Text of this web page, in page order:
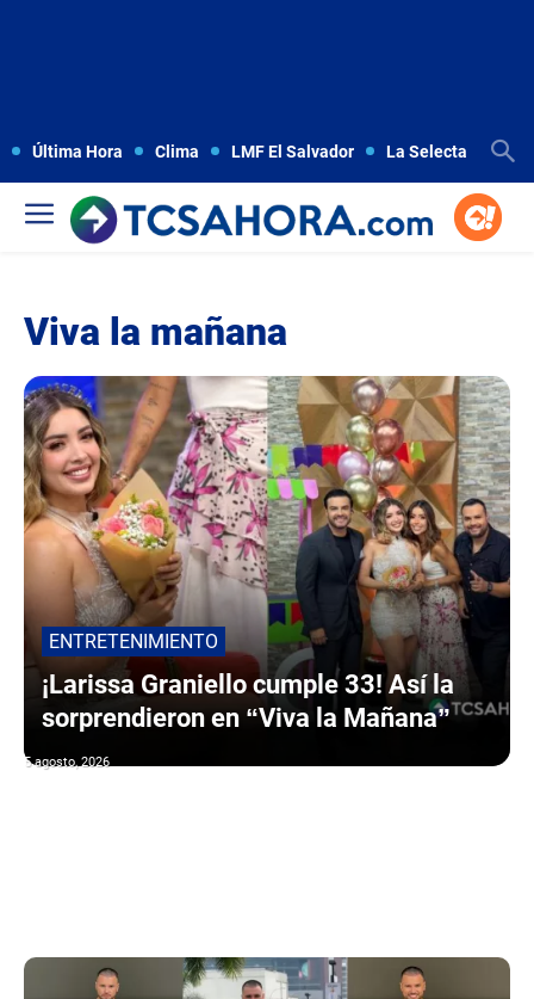
Última Hora Clima LMF El Salvador La Selecta
Viva la mañana
ENTRETENIMIENTO
¡Larissa Graniello cumple 33! Así la
sorprendieron en “Viva la Mañana”
5 agosto, 2026